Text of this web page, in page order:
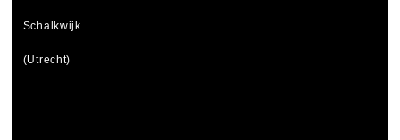
Schalkwijk
(Utrecht)